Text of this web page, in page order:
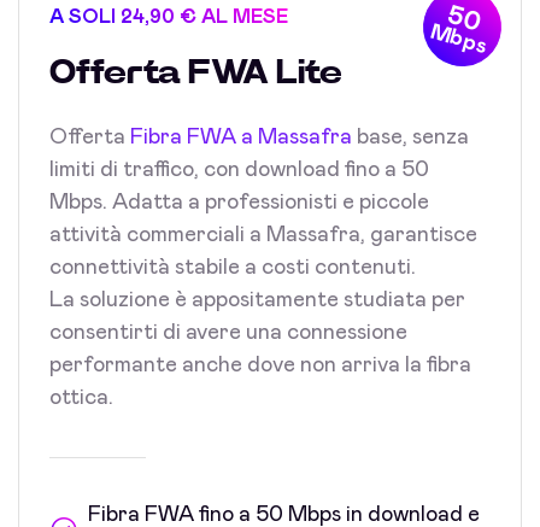
50
Mbps
A SOLI 24,90 € AL MESE
Offerta FWA Lite
Offerta Fibra FWA a Massafra base, senza
limiti di traffico, con download fino a 50
Mbps. Adatta a professionisti e piccole
attività commerciali a Massafra, garantisce
connettività stabile a costi contenuti.
La soluzione è appositamente studiata per
consentirti di avere una connessione
performante anche dove non arriva la fibra
ottica.
Fibra FWA fino a 50 Mbps in download e